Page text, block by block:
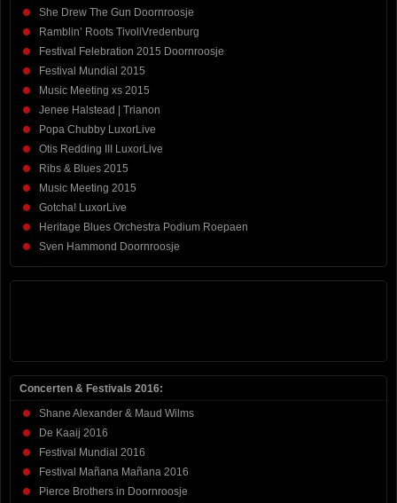
She Drew The Gun Doornroosje
Ramblin’ Roots TivoliVredenburg
Festival Felebration 2015 Doornroosje
Festival Mundial 2015
Music Meeting xs 2015
Jenee Halstead | Trianon
Popa Chubby LuxorLive
Otis Redding III LuxorLive
Ribs & Blues 2015
Music Meeting 2015
Gotcha! LuxorLive
Heritage Blues Orchestra Podium Roepaen
Sven Hammond Doornroosje
Concerten & Festivals 2016:
Shane Alexander & Maud Wilms
De Kaaij 2016
Festival Mundial 2016
Festival Mañana Mañana 2016
Pierce Brothers in Doornroosje